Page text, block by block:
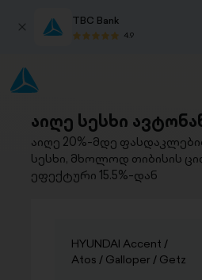
TBC Bank
4.9
აიღე სესხი
აიღე 20%-მდე
სესხი, მხოლოდ თიბისის
ეფექტური 15.5%-დან
HYUNDAI Accent /
Atos / Galloper / Getz